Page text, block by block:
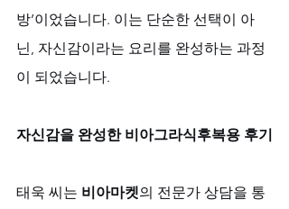
방’이었습니다. 이는 단순한 선택이 아
닌, 자신감이라는 요리를 완성하는 과정
이 되었습니다.
자신감을 완성한 비아그라식후복용 후기
태욱 씨는 비아마켓의 전문가 상담을 통